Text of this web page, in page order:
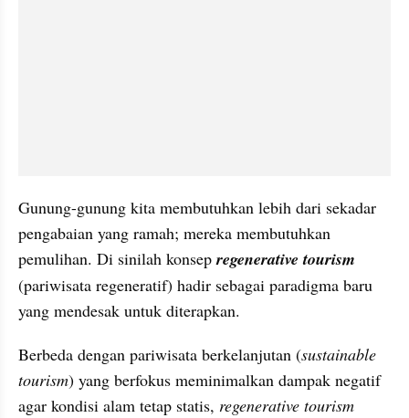
Gunung-gunung kita membutuhkan lebih dari sekadar
pengabaian yang ramah; mereka membutuhkan
pemulihan. Di sinilah konsep regenerative tourism
(pariwisata regeneratif) hadir sebagai paradigma baru
yang mendesak untuk diterapkan.
Berbeda dengan pariwisata berkelanjutan (sustainable
tourism) yang berfokus meminimalkan dampak negatif
agar kondisi alam tetap statis, regenerative tourism